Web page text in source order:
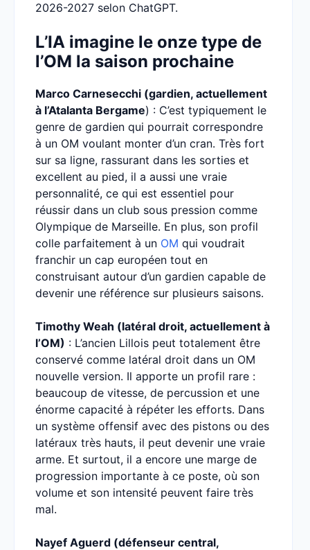
2026-2027 selon ChatGPT.
L’IA imagine le onze type de
l’OM la saison prochaine
Marco Carnesecchi (gardien, actuellement
à l’Atalanta Bergame) : C’est typiquement le
genre de gardien qui pourrait correspondre
à un OM voulant monter d’un cran. Très fort
sur sa ligne, rassurant dans les sorties et
excellent au pied, il a aussi une vraie
personnalité, ce qui est essentiel pour
réussir dans un club sous pression comme
Olympique de Marseille. En plus, son profil
colle parfaitement à un OM qui voudrait
franchir un cap européen tout en
construisant autour d’un gardien capable de
devenir une référence sur plusieurs saisons.
Timothy Weah (latéral droit, actuellement à
l’OM) : L’ancien Lillois peut totalement être
conservé comme latéral droit dans un OM
nouvelle version. Il apporte un profil rare :
beaucoup de vitesse, de percussion et une
énorme capacité à répéter les efforts. Dans
un système offensif avec des pistons ou des
latéraux très hauts, il peut devenir une vraie
arme. Et surtout, il a encore une marge de
progression importante à ce poste, où son
volume et son intensité peuvent faire très
mal.
Nayef Aguerd (défenseur central,